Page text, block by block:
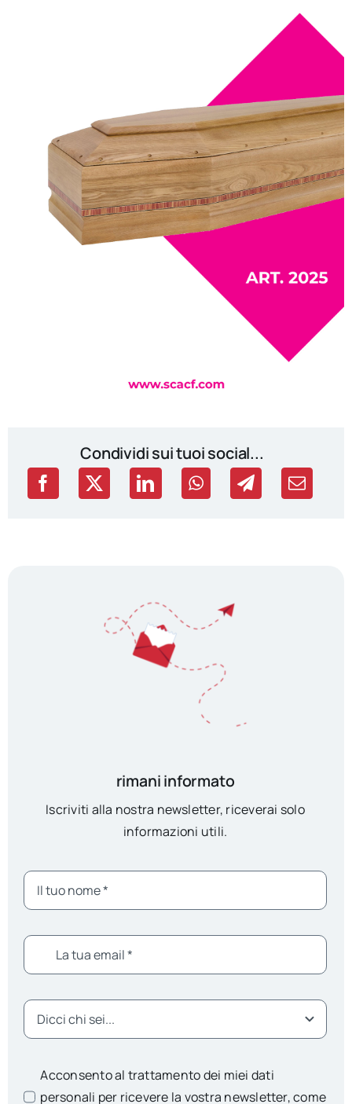
Condividi sui tuoi social...
rimani informato
Iscriviti alla nostra newsletter, riceverai solo
informazioni utili.
Acconsento al trattamento dei miei dati
personali per ricevere la vostra newsletter, come